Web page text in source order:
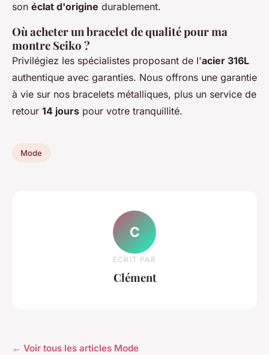
son éclat d'origine durablement.
Où acheter un bracelet de qualité pour ma
montre Seiko ?
Privilégiez les spécialistes proposant de l'acier 316L
authentique avec garanties. Nous offrons une garantie
à vie sur nos bracelets métalliques, plus un service de
retour 14 jours pour votre tranquillité.
Mode
C
ECRIT PAR
Clément
← Voir tous les articles Mode